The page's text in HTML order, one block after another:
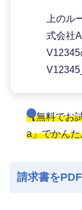
上のル
式会社
V12345
【無料でお
a」でかん
請求書を